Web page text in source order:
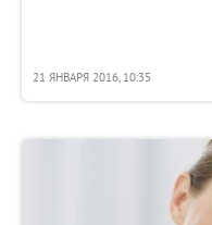
21 ЯНВАРЯ 2016, 10:35